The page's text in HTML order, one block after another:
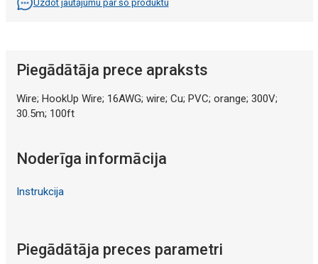
Uzdot jautājumu par šo produktu
Piegādātāja prece apraksts
Wire; HookUp Wire; 16AWG; wire; Cu; PVC; orange; 300V;
30.5m; 100ft
Noderīga informācija
Instrukcija
Piegādātāja preces parametri